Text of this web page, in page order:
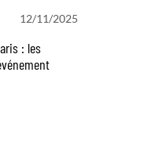
12/11/2025
: les